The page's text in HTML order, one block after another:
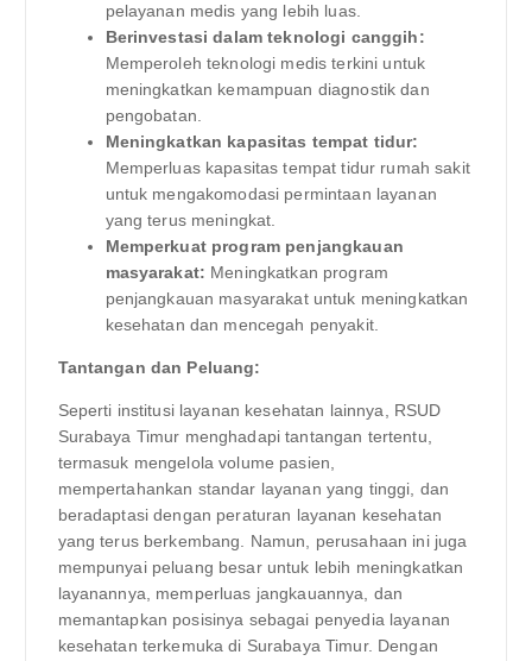
pelayanan medis yang lebih luas.
Berinvestasi dalam teknologi canggih:
Memperoleh teknologi medis terkini untuk
meningkatkan kemampuan diagnostik dan
pengobatan.
Meningkatkan kapasitas tempat tidur:
Memperluas kapasitas tempat tidur rumah sakit
untuk mengakomodasi permintaan layanan
yang terus meningkat.
Memperkuat program penjangkauan
masyarakat: Meningkatkan program
penjangkauan masyarakat untuk meningkatkan
kesehatan dan mencegah penyakit.
Tantangan dan Peluang:
Seperti institusi layanan kesehatan lainnya, RSUD
Surabaya Timur menghadapi tantangan tertentu,
termasuk mengelola volume pasien,
mempertahankan standar layanan yang tinggi, dan
beradaptasi dengan peraturan layanan kesehatan
yang terus berkembang. Namun, perusahaan ini juga
mempunyai peluang besar untuk lebih meningkatkan
layanannya, memperluas jangkauannya, dan
memantapkan posisinya sebagai penyedia layanan
kesehatan terkemuka di Surabaya Timur. Dengan